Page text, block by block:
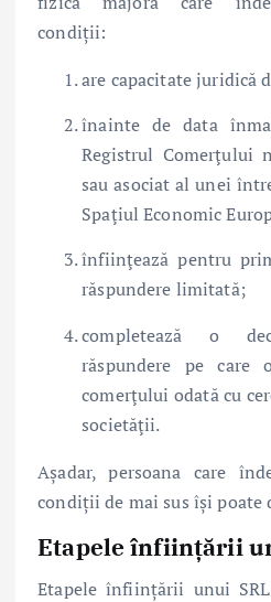
condiții:
are capacitate juridică
înainte de data
Registrul Comerţului
sau asociat al unei
Spaţiul Economic
înfiinţează pentru
răspundere limitată;
completează o
răspundere pe care
comerţului odată cu
societăţii.
Așadar, persoana care
condiții de mai sus își poate
Etapele înființării
Etapele înființării unui